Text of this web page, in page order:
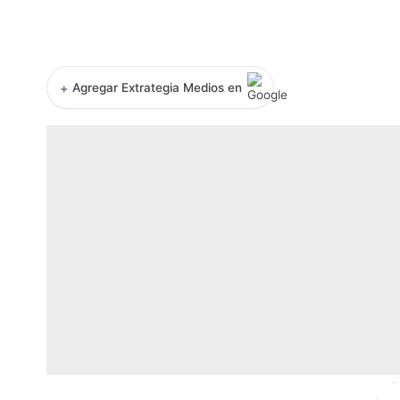
+ Agregar Extrategia Medios en
-